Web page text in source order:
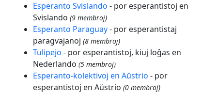
Esperanto Svislando - por esperantistoj en
Svislando (9 membroj)
Esperanto Paraguay- por esperantistaj
paragvajanoj (8 membroj)
Tulipejo - por esperantistoj, kiuj loĝas en
Nederlando (5 membroj)
Esperanto-kolektivoj en Aŭstrio - por
esperantistoj en Aŭstrio (0 membroj)